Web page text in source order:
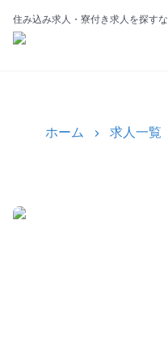
住み込み求人・寮付き求人を探す
ホーム 求人一覧